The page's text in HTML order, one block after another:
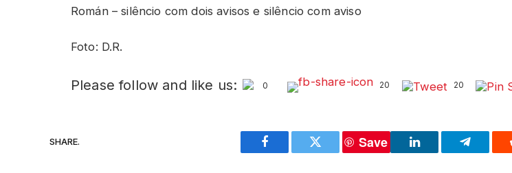
Román – silêncio com dois avisos e silêncio com aviso
Foto: D.R.
Please follow and like us: 0 20 20
SHARE.
Facebook Twitter
Save
LinkedIn Telegram